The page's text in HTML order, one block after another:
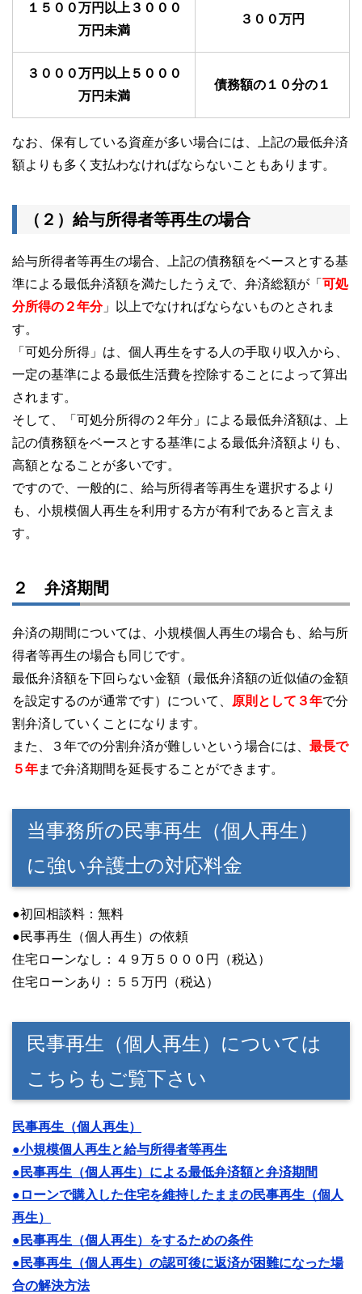
１５００万円以上３０００
万円未満
３００万円
３０００万円以上５０００
万円未満
債務額の１０分の１
なお、保有している資産が多い場合には、上記の最低弁済
額よりも多く支払わなければならないこともあります。
（２）給与所得者等再生の場合
給与所得者等再生の場合、上記の債務額をベースとする基
準による最低弁済額を満たしたうえで、弁済総額が「 可処
分所得の２年分」以上でなければならないものとされま
す。
「可処分所得」は、個人再生をする人の手取り収入から、
一定の基準による最低生活費を控除することによって算出
されます。
そして、「可処分所得の２年分」による最低弁済額は、上
記の債務額をベースとする基準による最低弁済額よりも、
高額となることが多いです。
ですので、一般的に、給与所得者等再生を選択するより
も、小規模個人再生を利用する方が有利であると言えま
す。
２ 弁済期間
弁済の期間については、小規模個人再生の場合も、給与所
得者等再生の場合も同じです。
最低弁済額を下回らない金額（最低弁済額の近似値の金額
を設定するのが通常です）について、
原則として３年で分
割弁済していくことになります。
また、３年での分割弁済が難しいという場合には、 最長で
５年まで弁済期間を延長することができます。
当事務所の民事再生（個人再生）
に強い弁護士の対応料金
●初回相談料：無料
●民事再生（個人再生）の依頼
住宅ローンなし：４９万５０００円（税込）
住宅ローンあり：５５万円（税込）
民事再生（個人再生）については
こちらもご覧下さい
民事再生（個人再生）
●小規模個人再生と給与所得者等再生
●民事再生（個人再生）による最低弁済額と弁済期間
●ローンで購入した住宅を維持したままの民事再生（個人
再生）
●民事再生（個人再生）をするための条件
●民事再生（個人再生）の認可後に返済が困難になった場
合の解決方法